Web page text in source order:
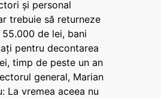
și personal
trebuie să returneze
55.000 de lei, bani
pentru decontarea
timp de peste un an
general, Marian
La vremea aceea nu